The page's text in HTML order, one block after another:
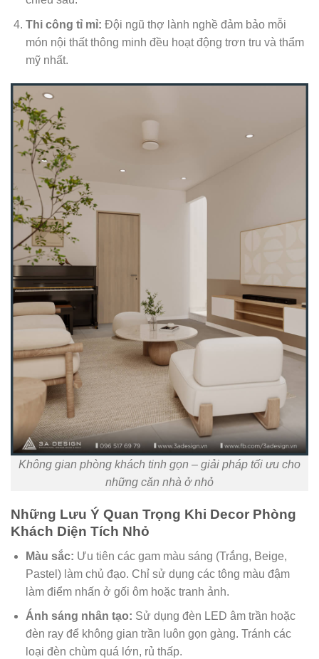
Thi công tỉ mỉ: Đội ngũ thợ lành nghề đảm bảo mỗi
món nội thất thông minh đều hoạt động trơn tru và thẩm
mỹ nhất.
Không gian phòng khách tinh gọn – giải pháp tối ưu cho
những căn nhà ở nhỏ
Những Lưu Ý Quan Trọng Khi Decor Phòng
Khách Diện Tích Nhỏ
Màu sắc: Ưu tiên các gam màu sáng (Trắng, Beige,
Pastel) làm chủ đạo. Chỉ sử dụng các tông màu đậm
làm điểm nhấn ở gối ôm hoặc tranh ảnh.
Ánh sáng nhân tạo: Sử dụng đèn LED âm trần hoặc
đèn ray để không gian trần luôn gọn gàng. Tránh các
loại đèn chùm quá lớn, rủ thấp.